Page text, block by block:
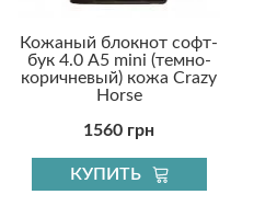
Кожаный блокнот софт-
бук 4.0 A5 mini (темно-
коричневый) кожа Crazy
Horse
1560 грн
КУПИТЬ